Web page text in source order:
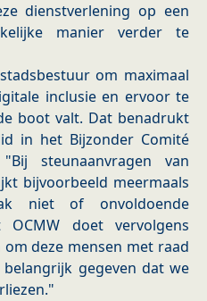
dienstverlening op een
manier verder te
om maximaal
inclusie en ervoor te
boot valt. Dat benadrukt
in het Bijzonder Comité
steunaanvragen van
bijvoorbeeld meermaals
niet of onvoldoende
doet vervolgens
deze mensen met raad
gegeven dat we